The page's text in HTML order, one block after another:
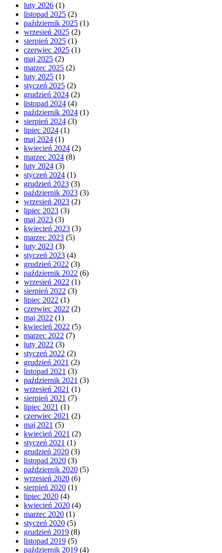
luty 2026 (1)
listopad 2025 (2)
październik 2025 (1)
wrzesień 2025 (2)
sierpień 2025 (1)
czerwiec 2025 (1)
maj 2025 (2)
marzec 2025 (2)
luty 2025 (1)
styczeń 2025 (2)
grudzień 2024 (2)
listopad 2024 (4)
październik 2024 (1)
sierpień 2024 (3)
lipiec 2024 (1)
maj 2024 (1)
kwiecień 2024 (2)
marzec 2024 (8)
luty 2024 (3)
styczeń 2024 (1)
grudzień 2023 (3)
październik 2023 (3)
wrzesień 2023 (2)
lipiec 2023 (3)
maj 2023 (3)
kwiecień 2023 (3)
marzec 2023 (5)
luty 2023 (3)
styczeń 2023 (4)
grudzień 2022 (3)
październik 2022 (6)
wrzesień 2022 (1)
sierpień 2022 (3)
lipiec 2022 (1)
czerwiec 2022 (2)
maj 2022 (1)
kwiecień 2022 (5)
marzec 2022 (7)
luty 2022 (3)
styczeń 2022 (2)
grudzień 2021 (2)
listopad 2021 (3)
październik 2021 (3)
wrzesień 2021 (1)
sierpień 2021 (7)
lipiec 2021 (1)
czerwiec 2021 (2)
maj 2021 (5)
kwiecień 2021 (2)
styczeń 2021 (1)
grudzień 2020 (3)
listopad 2020 (3)
październik 2020 (5)
wrzesień 2020 (6)
sierpień 2020 (1)
lipiec 2020 (4)
kwiecień 2020 (4)
marzec 2020 (1)
styczeń 2020 (5)
grudzień 2019 (8)
listopad 2019 (5)
październik 2019 (4)